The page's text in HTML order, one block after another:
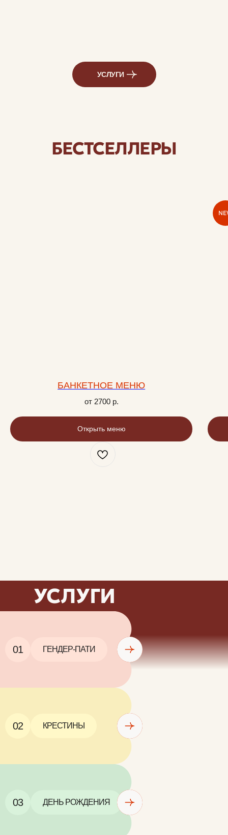
УСЛУГИ
БЕСТСЕЛЛЕРЫ
БАНКЕТНОЕ МЕНЮ
от 2700 р.
Открыть меню
01 ГЕНДЕР-ПАТИ
02 КРЕСТИНЫ
03 ДЕНЬ РОЖДЕНИЯ
УСЛУГИ